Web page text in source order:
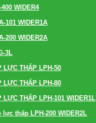
WIDER4
101 WIDER1A
200 WIDER2A
3L
LỰC THẤP LPH-50
LỰC THẤP LPH-80
LỰC THẤP LPH-101 WIDER1L
lực thấp LPH-200 WIDER2L